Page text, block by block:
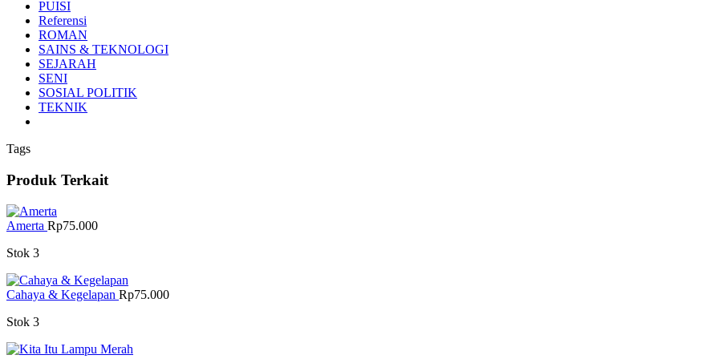
PUISI
Referensi
ROMAN
SAINS & TEKNOLOGI
SEJARAH
SENI
SOSIAL POLITIK
TEKNIK
Tags
Produk Terkait
Amerta Rp75.000
Stok 3
Cahaya & Kegelapan Rp75.000
Stok 3